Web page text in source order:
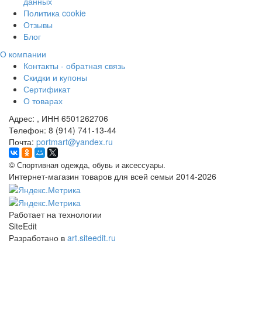
Политика cookie
Отзывы
Блог
О компании
Контакты - обратная связь
Скидки и купоны
Сертификат
О товарах
Адрес: , ИНН 6501262706
Телефон: 8 (914) 741-13-44
Почта: portmart@yandex.ru
© Спортивная одежда, обувь и аксессуары.
Интернет-магазин товаров для всей семьи 2014-2026
Работает на технологии
SiteEdit
Разработано в art.siteedit.ru